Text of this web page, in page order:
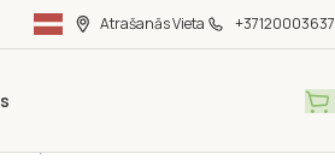
Atrašanās Vieta +37120003637